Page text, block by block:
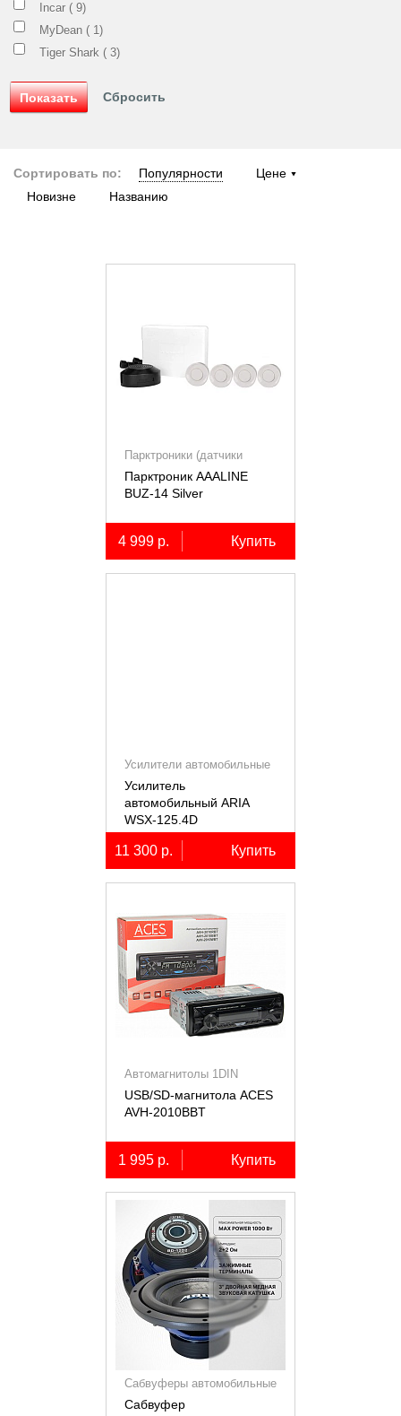
Incar ( 9)
MyDean ( 1)
Tiger Shark ( 3)
Сортировать по: Популярности
Цене
Новизне
Названию
Парктроники (датчики
парковки)
Парктроник AAALINE
BUZ-14 Silver
4 999 р. Купить
Усилители автомобильные
Усилитель
автомобильный ARIA
WSX-125.4D
четырёхканальный,
4х125Вт (4Ом)
11 300 р. Купить
Автомагнитолы 1DIN
USB/SD-магнитола ACES
AVH-2010BBT
1 995 р. Купить
Сабвуферы автомобильные
Сабвуфер